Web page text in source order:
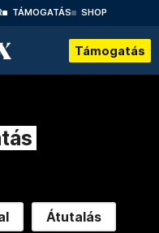
TÁMOGATÁS SHOP
Támogatás
Átutalás